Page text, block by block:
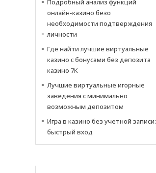
Подробный анализ функций
онлайн-казино безо
необходимости подтверждения
личности
Где найти лучшие виртуальные
казино с бонусами без депозита
казино 7К
Лучшие виртуальные игорные
заведения с минимально
возможным депозитом
Игра в казино без учетной записи:
быстрый вход